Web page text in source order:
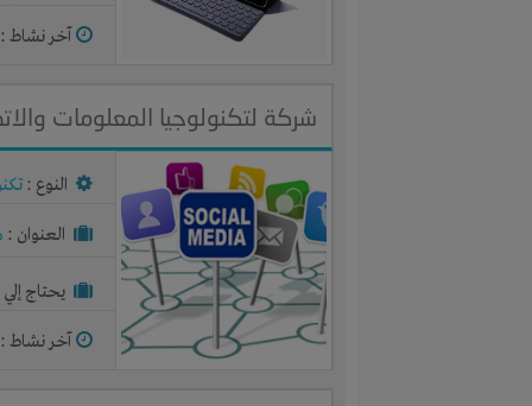
آخر نشاط :
شركة لتكنولوجيا المعلومات
النوع :
العنوان :
يحتاج
آخر نشاط :